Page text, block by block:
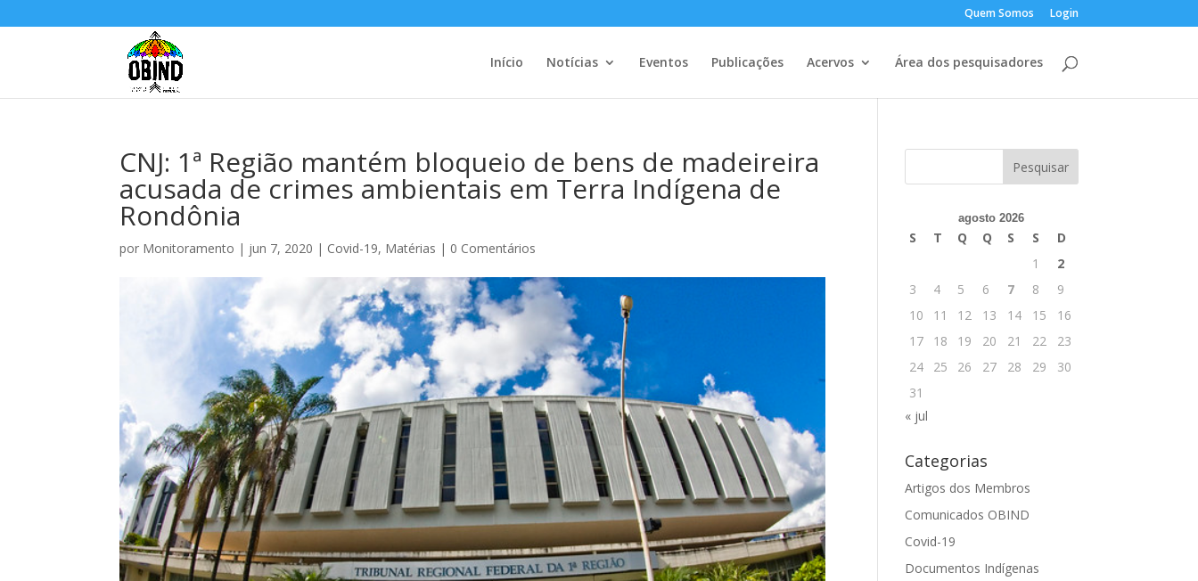
Quem Somos Login
Início Notícias Eventos Publicações Acervos Área dos pesquisadores
CNJ: 1ª Região mantém bloqueio de bens de madeireira
acusada de crimes ambientais em Terra Indígena de
Rondônia
por Monitoramento | jun 7, 2020 | Covid-19, Matérias | 0 Comentários
agosto 2026
S T Q Q S S
D
1
2
3
4 5 6 7 8
9
10
11 12 13 14 15
16
17
18 19 20 21 22
23
24
25 26 27 28 29
30
31
« jul
Categorias
Artigos dos Membros
Comunicados OBIND
Covid-19
Documentos Indígenas